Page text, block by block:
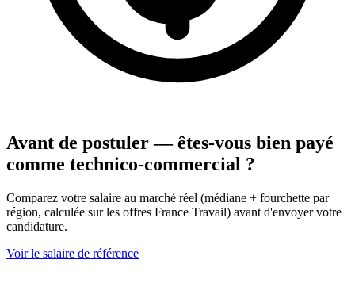
Avant de postuler — êtes-vous bien payé
comme technico-commercial ?
Comparez votre salaire au marché réel (médiane + fourchette par
région, calculée sur les offres France Travail) avant d'envoyer votre
candidature.
Voir le salaire de référence